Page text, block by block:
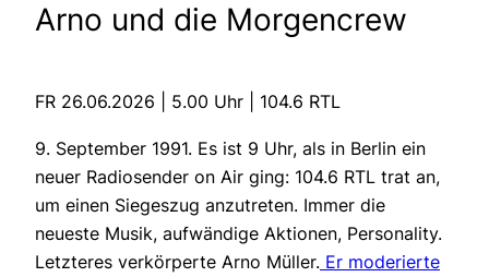
Arno und die Morgencrew
FR 26.06.2026 | 5.00 Uhr | 104.6 RTL
9. September 1991. Es ist 9 Uhr, als in Berlin ein
neuer Radiosender on Air ging: 104.6 RTL trat an,
um einen Siegeszug anzutreten. Immer die
neueste Musik, aufwändige Aktionen, Personality.
Letzteres verkörperte Arno Müller. Er moderierte